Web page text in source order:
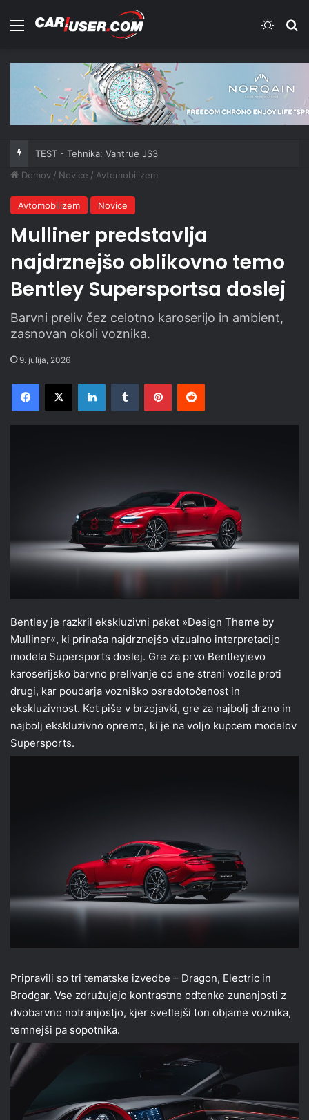
Meni
TEST - Tehnika: Vantrue JS3
Domov / Novice / Avtomobilizem
Avtomobilizem Novice
Mulliner predstavlja
najdrznejšo oblikovno temo
Bentley Supersportsa doslej
Barvni preliv čez celotno karoserijo in ambient,
zasnovan okoli voznika.
9. julija, 2026
Facebook
X LinkedInTumblr PinterestReddit
Bentley je razkril ekskluzivni paket »Design Theme by
Mulliner«, ki prinaša najdrznejšo vizualno interpretacijo
modela Supersports doslej. Gre za prvo Bentleyjevo
karoserijsko barvno prelivanje od ene strani vozila proti
drugi, kar poudarja vozniško osredotočenost in
ekskluzivnost. Kot piše v brzojavki, gre za najbolj drzno in
najbolj ekskluzivno opremo, ki je na voljo kupcem modelov
Supersports.
Pripravili so tri tematske izvedbe – Dragon, Electric in
Brodgar. Vse združujejo kontrastne odtenke zunanjosti z
dvobarvno notranjostjo, kjer svetlejši ton objame voznika,
temnejši pa sopotnika.